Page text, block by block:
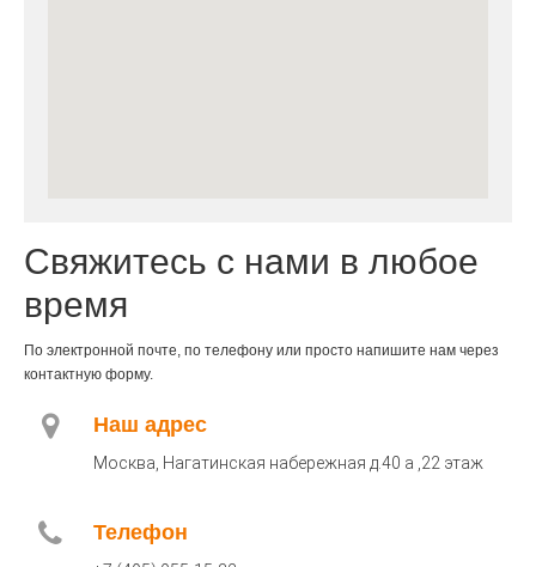
Свяжитесь с нами в любое
время
По электронной почте, по телефону или просто напишите нам через
контактную форму.
Наш адрес
Москва, Нагатинская набережная д.40 а ,22 этаж
Телефон